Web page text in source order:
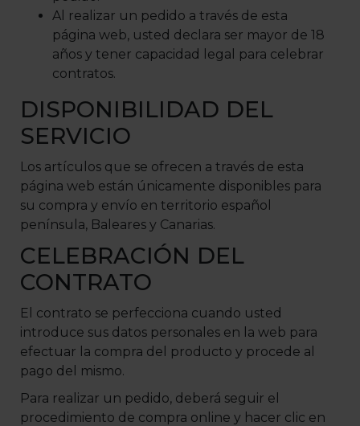
Al realizar un pedido a través de esta
página web, usted declara ser mayor de 18
años y tener capacidad legal para celebrar
contratos.
DISPONIBILIDAD DEL
SERVICIO
Los artículos que se ofrecen a través de esta
página web están únicamente disponibles para
su compra y envío en territorio español
península, Baleares y Canarias.
CELEBRACIÓN DEL
CONTRATO
El contrato se perfecciona cuando usted
introduce sus datos personales en la web para
efectuar la compra del producto y procede al
pago del mismo.
Para realizar un pedido, deberá seguir el
procedimiento de compra online y hacer clic en